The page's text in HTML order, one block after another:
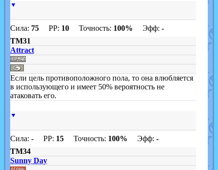
▼
Сила: 75PP: 10Точность: 100% Эфф: -
TM31
Attract
Если цель противоположного пола, то она влюбляется
в использующего и имеет 50% вероятность не
атаковать его.
▼
Сила: -PP: 15Точность: 100% Эфф: -
TM34
Sunny Day